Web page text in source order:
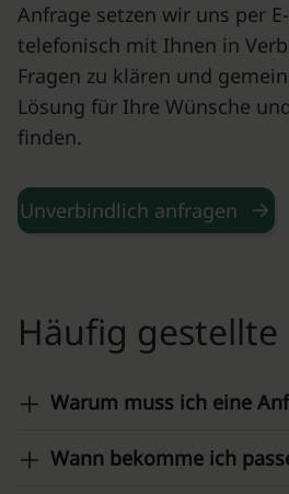
Anfrage setzen wir uns per
telefonisch mit Ihnen in
Fragen zu klären und
Lösung für Ihre Wünsche
finden.
Unverbindlich anfragen
Häufig gestellte
Warum muss ich eine
Wann bekomme ich